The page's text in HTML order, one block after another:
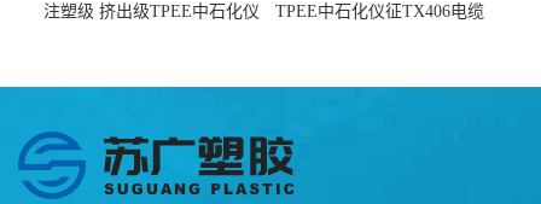
注塑级 挤出级TPEE中石化仪
TPEE中石化仪征TX406电缆